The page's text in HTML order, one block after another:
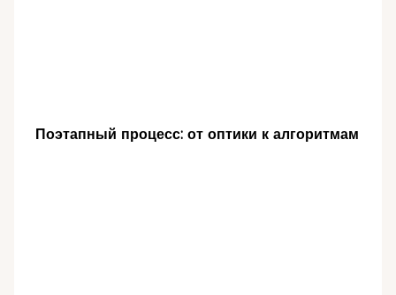
Поэтапный процесс: от оптики к алгоритмам